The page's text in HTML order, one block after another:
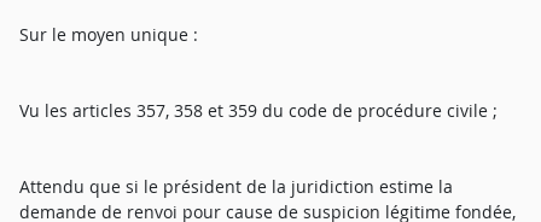
Sur le moyen unique :
Vu les articles 357, 358 et 359 du code de procédure civile ;
Attendu que si le président de la juridiction estime la
demande de renvoi pour cause de suspicion légitime fondée,